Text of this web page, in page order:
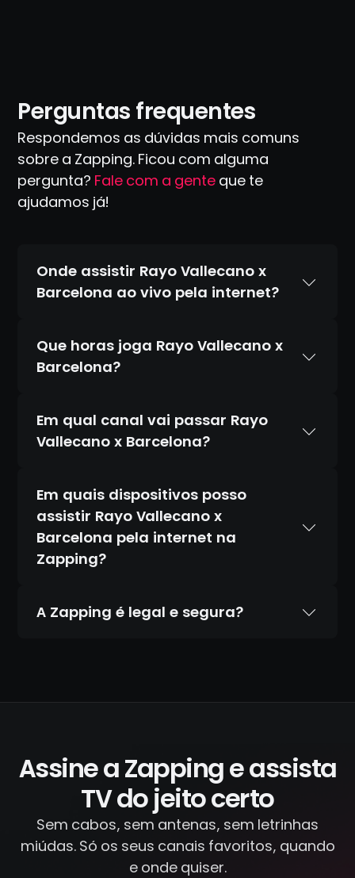
Perguntas frequentes
Respondemos as dúvidas mais comuns
sobre a Zapping. Ficou com alguma
pergunta? Fale com a gente que te
ajudamos já!
Onde assistir Rayo Vallecano x
Barcelona ao vivo pela internet?
Que horas joga Rayo Vallecano x
Barcelona?
Em qual canal vai passar Rayo
Vallecano x Barcelona?
Em quais dispositivos posso
assistir Rayo Vallecano x
Barcelona pela internet na
Zapping?
A Zapping é legal e segura?
os canais que transmitimos, diferente de
canais criptografados e protegidos: não
armazenamos seus dados de pagamento.
Assine a Zapping e assista
TV do jeito certo
Sem cabos, sem antenas, sem letrinhas
miúdas. Só os seus canais favoritos, quando
e onde quiser.